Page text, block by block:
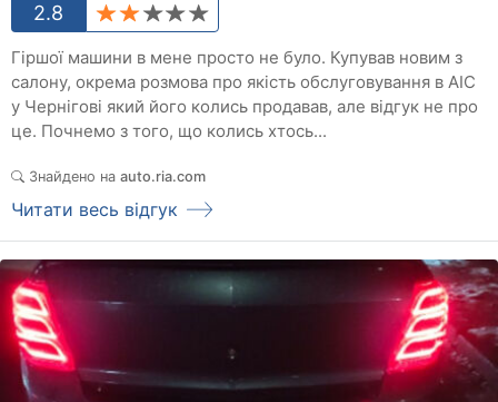
2.8
Гіршої машини в мене просто не було. Купував новим з
салону, окрема розмова про якість обслуговування в АІС
у Чернігові який його колись продавав, але відгук не про
це. Почнемо з того, що колись хтось...
Знайдено на auto.ria.com
Читати весь відгук